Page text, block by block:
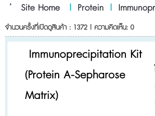
Site Home | Protein |
จำนวนครั้งที่เปิดดูสินค้า : 1372 | ความคิดเห็น: 0
Immunoprecipitation Kit
(Protein A-Sepharose
Matrix)